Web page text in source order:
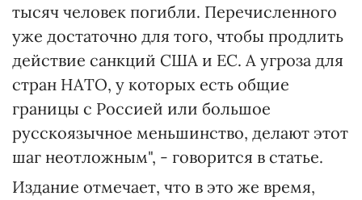
тысяч человек погибли. Перечисленного
уже достаточно для того, чтобы продлить
действие санкций США и ЕС. А угроза для
стран НАТО, у которых есть общие
границы с Россией или большое
русскоязычное меньшинство, делают этот
шаг неотложным", - говорится в статье.
Издание отмечает, что в это же время,